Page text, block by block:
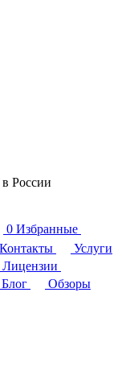
России
0 Избранные
Контакты
Услуги
Лицензии
Блог
Обзоры